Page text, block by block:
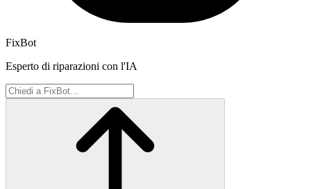
FixBot
Esperto di riparazioni con l'IA